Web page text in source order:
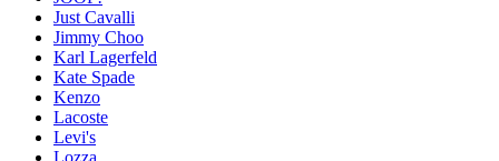
Just Cavalli
Jimmy Choo
Karl Lagerfeld
Kate Spade
Kenzo
Lacoste
Levi's